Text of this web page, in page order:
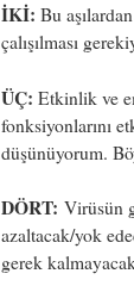
İKİ: Bu
çalışılması
ÜÇ: Etkinlik ve
fonksiyonlarını
düşünüyorum.
DÖRT: Virüsün
azaltacak/yok
gerek